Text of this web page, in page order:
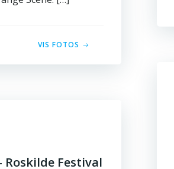
VIS FOTOS
Roskilde Festival